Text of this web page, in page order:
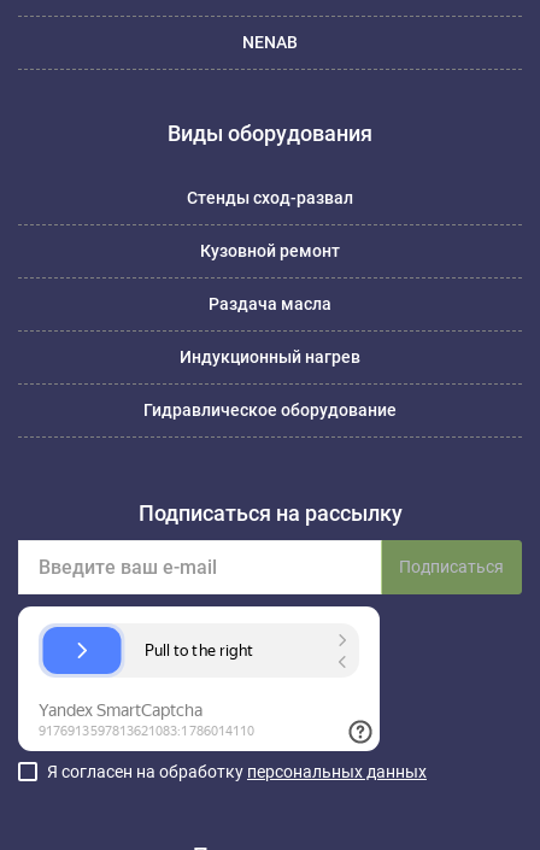
NENAB
Виды оборудования
Стенды сход-развал
Кузовной ремонт
Раздача масла
Индукционный нагрев
Гидравлическое оборудование
Подписаться на рассылку
Подписаться
Я согласен на обработку персональных данных